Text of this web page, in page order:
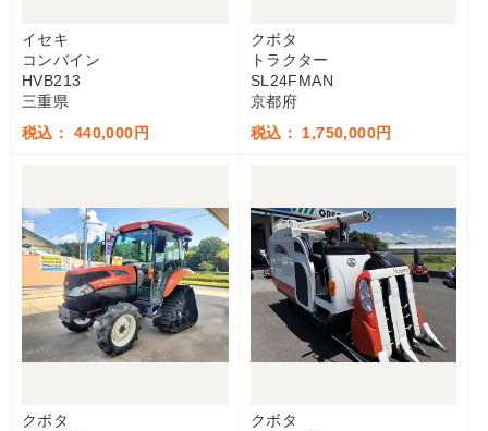
イセキ
コンバイン
HVB213
三重県
税込： 440,000円
クボタ
トラクター
SL24FMAN
京都府
税込： 1,750,000円
クボタ
クボタ